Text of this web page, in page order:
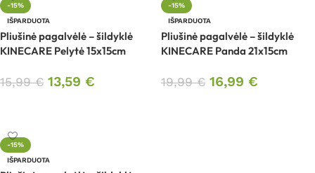
-15%
IŠPARDUOTA
Pliušinė pagalvėlė – šildyklė
KINECARE Pelytė 15x15cm
15,99€ 13,59 €
-15%
IŠPARDUOTA
Pliušinė pagalvėlė – šildyklė
KINECARE Panda 21x15cm
19,99€ 16,99 €
-15%
IŠPARDUOTA